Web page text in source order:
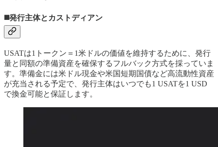
◼️発行主体とカストディアン
USATは1トークン＝1米ドルの価値を維持するために、発行
量と同額の準備資産を確保するフルバック方式を採っていま
す。準備金には米ドル現金や米国短期国債など高流動性資産
が充当される予定で、発行主体はいつでも1 USATを1 USD
で換金可能と保証します。